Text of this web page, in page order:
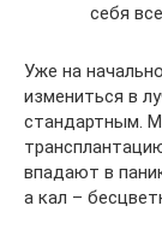
себя
Уже на
измениться в
стандартным.
впадают в
а кал –